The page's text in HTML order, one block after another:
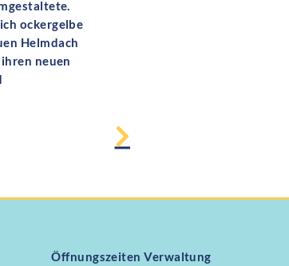
ockergelbe
Helmdach
neuen
Öffnungszeiten Verwaltung